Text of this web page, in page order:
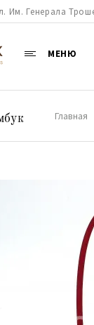
Им. Генерала
МЕНЮ
Главная